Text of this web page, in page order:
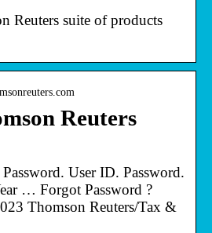
Reuters suite of products
Reuters
User ID. Password.
… Forgot Password ?
Thomson Reuters/Tax &